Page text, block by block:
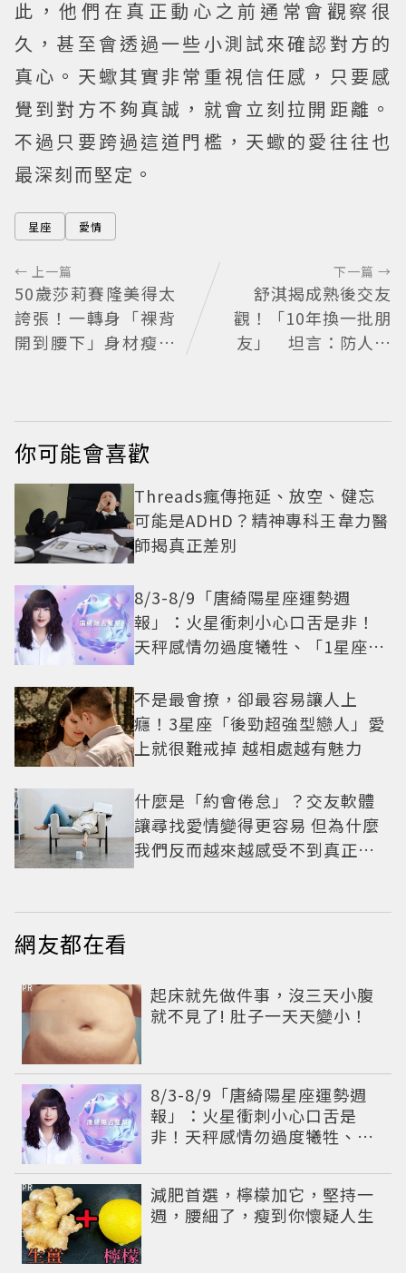
此，他們在真正動心之前通常會觀察很
久，甚至會透過一些小測試來確認對方的
真心。天蠍其實非常重視信任感，只要感
覺到對方不夠真誠，就會立刻拉開距離。
不過只要跨過這道門檻，天蠍的愛往往也
最深刻而堅定。
星座 愛情
← 上一篇
50歲莎莉賽隆美得太
誇張！一轉身「裸背
開到腰下」身材瘦到
下一篇 →
舒淇揭成熟後交友
觀！「10年換一批朋
友」 坦言：防人之
你可能會喜歡
Threads瘋傳拖延、放空、健忘
可能是ADHD？精神專科王韋力醫
師揭真正差別
8/3-8/9「唐綺陽星座運勢週
報」：火星衝刺小心口舌是非！
天秤感情勿過度犧牲、「1星座」
不是最會撩，卻最容易讓人上
癮！3星座「後勁超強型戀人」愛
上就很難戒掉 越相處越有魅力
什麼是「約會倦怠」？交友軟體
讓尋找愛情變得更容易 但為什麼
我們反而越來越感受不到真正的
網友都在看
起床就先做件事，沒三天小腹
就不見了! 肚子一天天變小！
PR
8/3-8/9「唐綺陽星座運勢週
報」：火星衝刺小心口舌是
非！天秤感情勿過度犧牲、
減肥首選，檸檬加它，堅持一
週，腰細了，瘦到你懷疑人生
PR